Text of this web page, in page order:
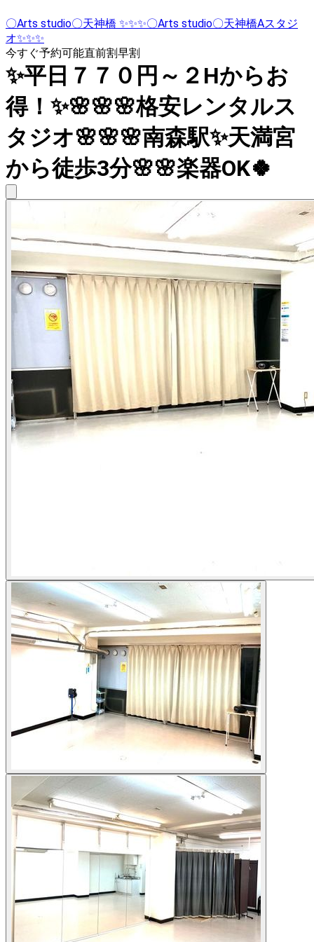
〇Arts studio〇天神橋 ✨✨✨〇Arts studio〇天神橋Aスタジ
オ✨✨✨
今すぐ予約可能直前割早割
✨平日７７０円～２Hからお
得！✨🌸🌸🌸格安レンタルス
タジオ🌸🌸🌸南森駅✨天満宮
から徒歩3分🌸🌸楽器OK🍀